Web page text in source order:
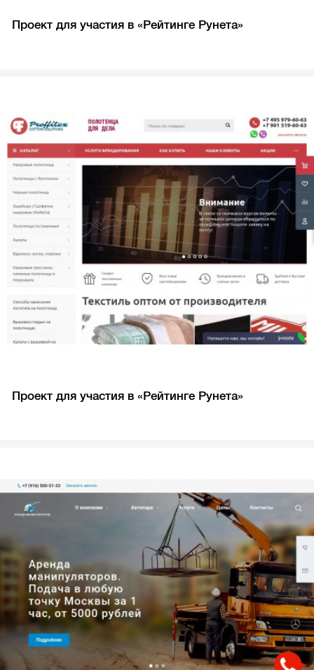
Проект для участия в «Рейтинге Рунета»
Проект для участия в «Рейтинге Рунета»